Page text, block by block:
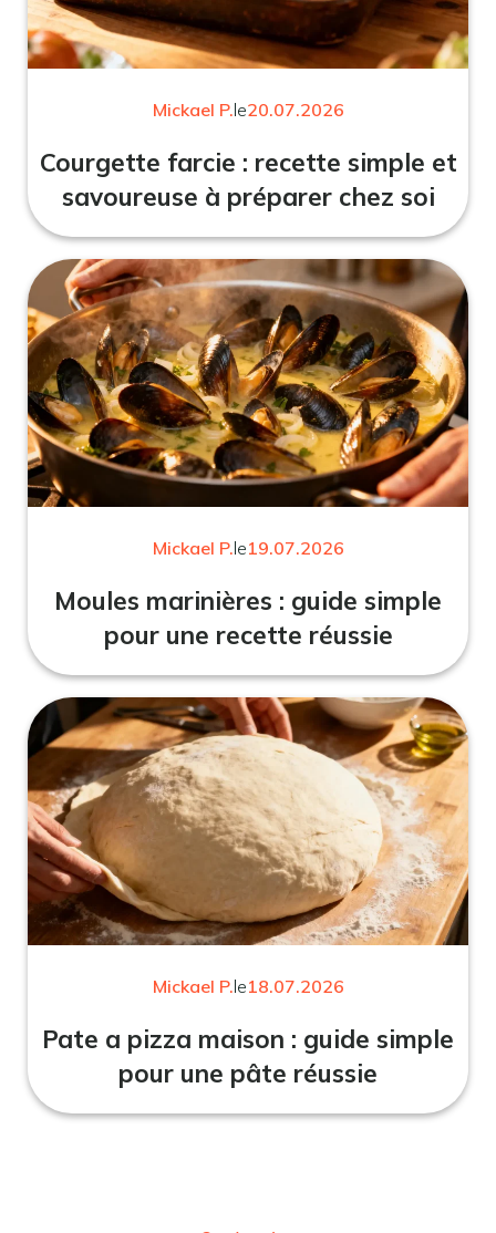
Mickael P.le20.07.2026
Courgette farcie : recette simple et
savoureuse à préparer chez soi
Mickael P.le19.07.2026
Moules marinières : guide simple
pour une recette réussie
Mickael P.le18.07.2026
Pate a pizza maison : guide simple
pour une pâte réussie